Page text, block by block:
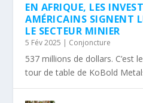
EN AFRIQUE, LES
AMÉRICAINS SIGNENT
LE SECTEUR MINIER
5 Fév 2025 Conjoncture
537 millions de dollars. C’est
tour de table de KoBold